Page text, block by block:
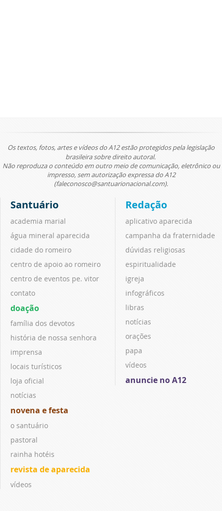
Os textos, fotos, artes e vídeos do A12 estão protegidos pela legislação
brasileira sobre direito autoral.
Não reproduza o conteúdo em outro meio de comunicação, eletrônico ou
impresso, sem autorização expressa do A12
(faleconosco@santuarionacional.com).
Santuário
academia marial
água mineral aparecida
cidade do romeiro
centro de apoio ao romeiro
centro de eventos pe. vitor
contato
doação
família dos devotos
história de nossa senhora
imprensa
locais turísticos
loja oficial
notícias
novena e festa
o santuário
pastoral
rainha hotéis
revista de aparecida
vídeos
Redação
aplicativo aparecida
campanha da fraternidade
dúvidas religiosas
espiritualidade
igreja
infográficos
libras
notícias
orações
papa
vídeos
anuncie no A12